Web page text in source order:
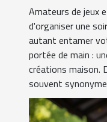
Amateurs de jeux
d'organiser une
autant entamer
portée de main :
créations maison.
souvent